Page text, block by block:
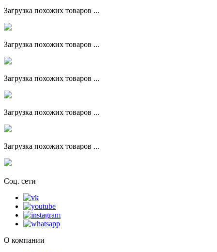
Загрузка похожих товаров ...
Загрузка похожих товаров ...
Загрузка похожих товаров ...
Загрузка похожих товаров ...
Загрузка похожих товаров ...
Соц. сети
О компании